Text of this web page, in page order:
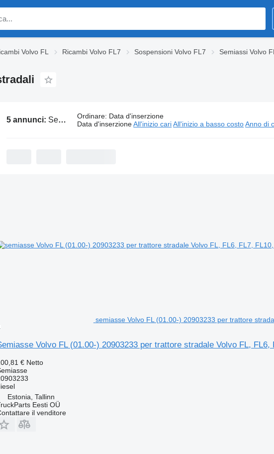
Volvo FL Ricambi Volvo FL7 Sospensioni Volvo FL7 Semiassi Volvo
5 annunci: Semiassi Volvo FL7 per trattori stradali Ordinare: Data d'inserzione
Data d'inserzione All'inizio cari All'inizio a basso costo Anno di
semiasse Volvo FL (01.00-) 20903233 per trattore
Volvo FL (01.00-) 20903233 per trattore stradale Volvo FL, FL6,
€ Netto
Estonia, Tallinn
Eesti OÜ
il venditore